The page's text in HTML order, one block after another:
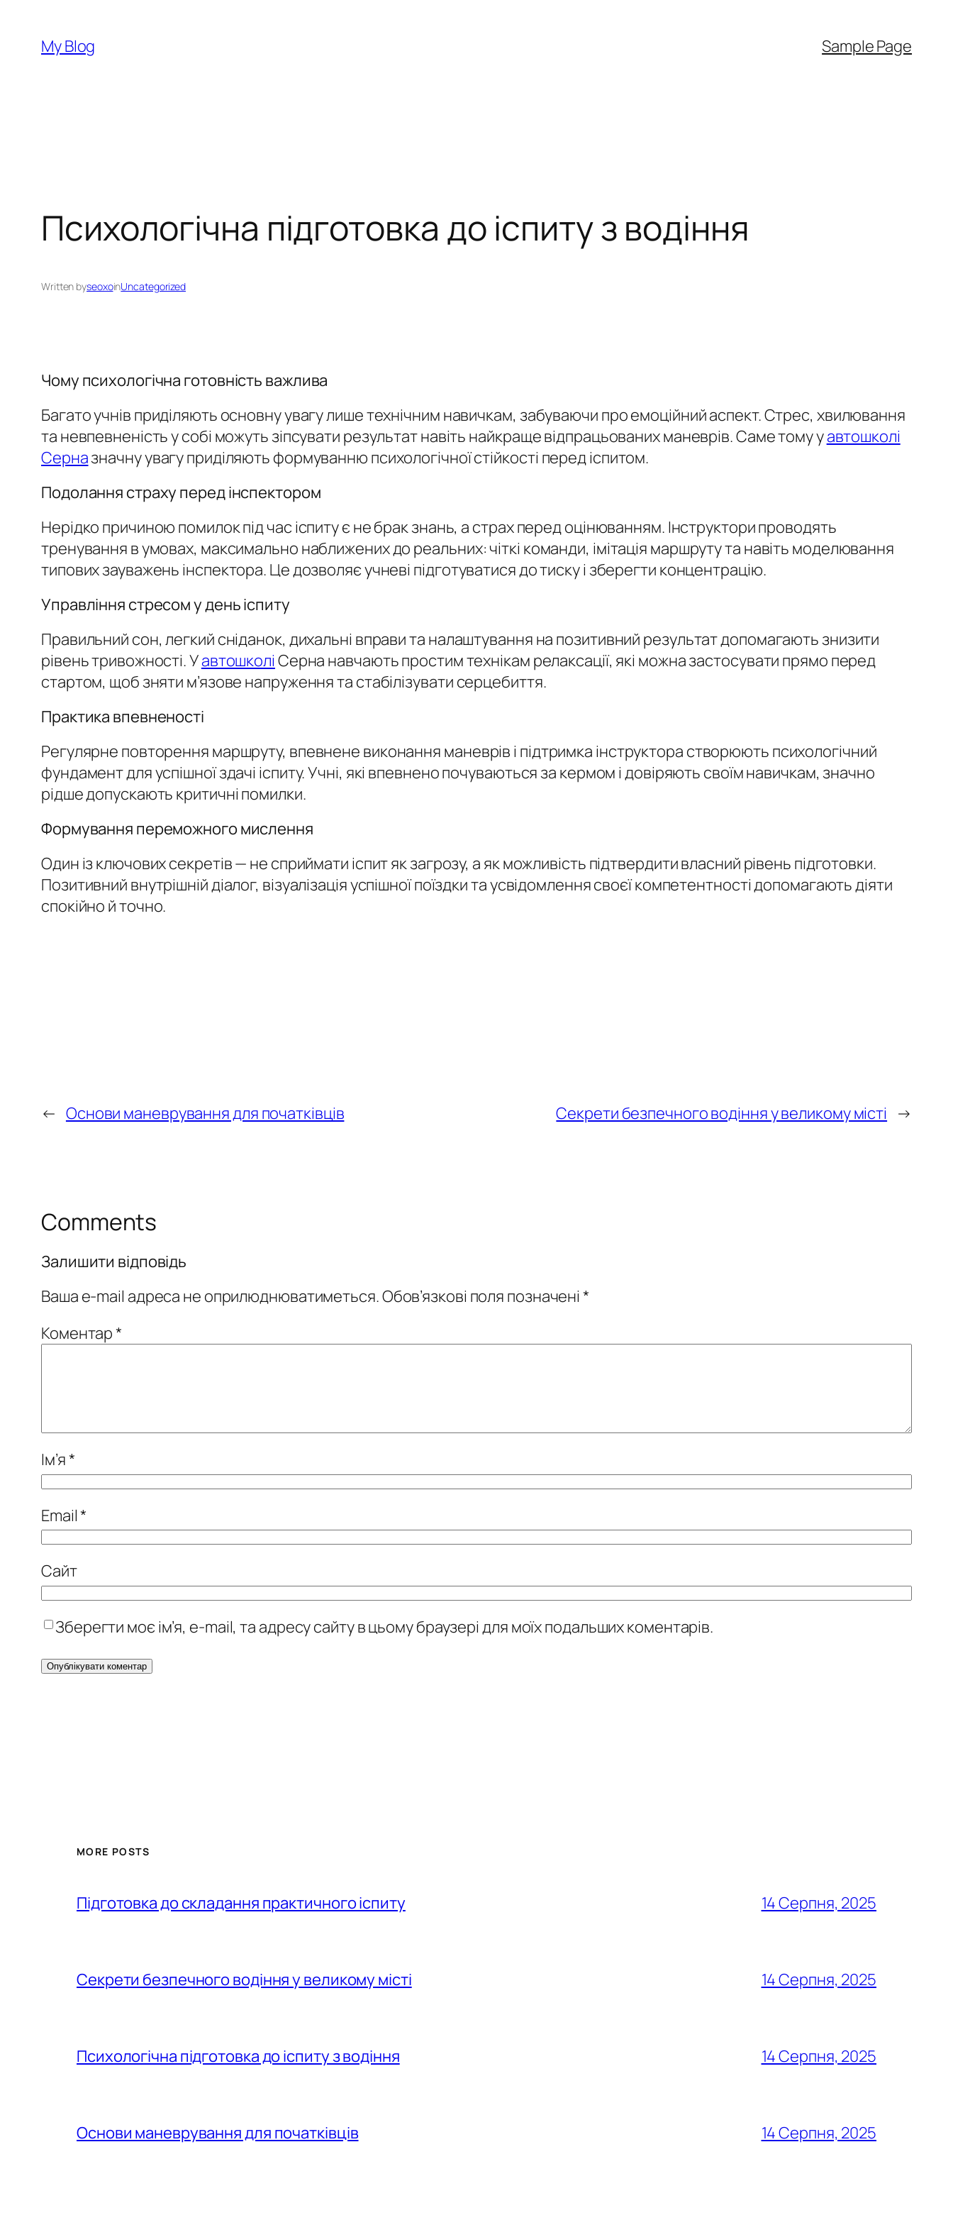
вмісту
My Blog Sample Page
Психологічна підготовка до іспиту з водіння
Written byseoxoinUncategorized
Чому психологічна готовність важлива
Багато учнів приділяють основну увагу лише технічним навичкам, забуваючи про емоційний аспект. Стрес, хвилювання
та невпевненість у собі можуть зіпсувати результат навіть найкраще відпрацьованих маневрів. Саме тому уавтошколі
Серназначну увагу приділяють формуванню психологічної стійкості перед іспитом.
Подолання страху перед інспектором
Нерідко причиною помилок під час іспиту є не брак знань, а страх перед оцінюванням. Інструктори проводять
тренування в умовах, максимально наближених до реальних: чіткі команди, імітація маршруту та навіть моделювання
типових зауважень інспектора. Це дозволяє учневі підготуватися до тиску і зберегти концентрацію.
Управління стресом у день іспиту
Правильний сон, легкий сніданок, дихальні вправи та налаштування на позитивний результат допомагають знизити
рівень тривожності. Уавтошколі Серна навчають простим технікам релаксації, які можна застосувати прямо перед
стартом, щоб зняти м’язове напруження та стабілізувати серцебиття.
Практика впевненості
Регулярне повторення маршруту, впевнене виконання маневрів і підтримка інструктора створюють психологічний
фундамент для успішної здачі іспиту. Учні, які впевнено почуваються за кермом і довіряють своїм навичкам, значно
рідше допускають критичні помилки.
Формування переможного мислення
Один із ключових секретів — не сприймати іспит як загрозу, а як можливість підтвердити власний рівень підготовки.
Позитивний внутрішній діалог, візуалізація успішної поїздки та усвідомлення своєї компетентності допомагають діяти
спокійно й точно.
← Основи маневрування для початківців Секрети безпечного водіння у великому місті →
Comments
Залишити відповідь
Ваша e-mail адреса не оприлюднюватиметься.Обов’язкові поля позначені*
Коментар*
Ім’я*
Email*
Сайт
Зберегти моє ім’я, e-mail, та адресу сайту в цьому браузері для моїх подальших коментарів.
MORE POSTS
Підготовка до складання практичного іспиту 14 Серпня, 2025
Секрети безпечного водіння у великому місті 14 Серпня, 2025
Психологічна підготовка до іспиту з водіння 14 Серпня, 2025
Основи маневрування для початківців 14 Серпня, 2025